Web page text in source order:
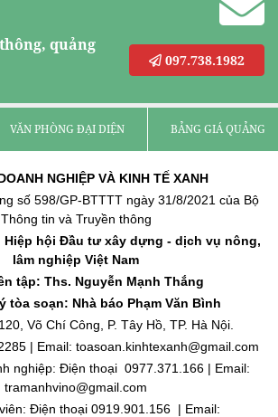
quảng
097.738.1982
VĂN PHÒNG ĐẠI DIỆN BẢNG GIÁ QUẢNG
NGHIỆP VÀ KINH TẾ XANH
số 598/GP-BTTTT ngày 31/8/2021 của Bộ
Thông tin và Truyền thông
Hiệp hội Đầu tư xây dựng - dịch vụ nông,
lâm nghiệp Việt Nam
tập: Ths. Nguyễn Mạnh Thắng
tòa soạn: Nhà báo Phạm Văn Bình
Võ Chí Công, P. Tây Hồ, TP. Hà Nội.
| Email: toasoan.kinhtexanh@gmail.com
nghiệp: Điện thoại 0977.371.166 | Email:
tramanhvino@gmail.com
Điện thoại 0919.901.156 | Email: